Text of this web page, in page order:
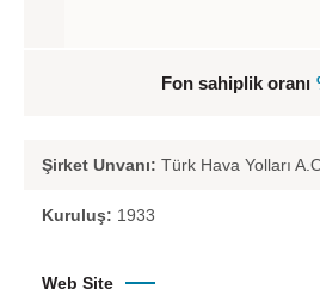
Fon sahiplik oranı
Şirket Unvanı: Türk Hava Yolları
Kuruluş: 1933
Web Site